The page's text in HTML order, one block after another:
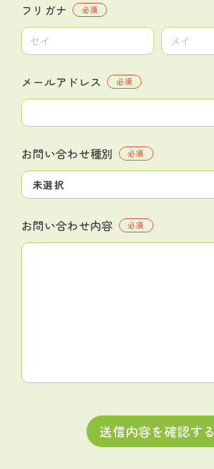
フリガナ 必須
メールアドレス 必須
お問い合わせ種別 必須
お問い合わせ内容 必須
送信内容を確認する